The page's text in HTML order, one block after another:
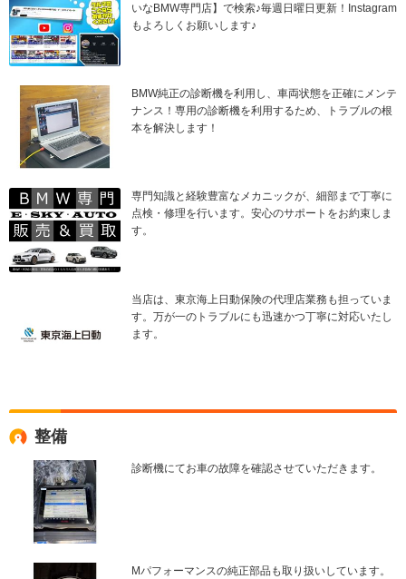
いなBMW専門店】で検索♪毎週日曜日更新！Instagram
もよろしくお願いします♪
BMW純正の診断機を利用し、車両状態を正確にメンテ
ナンス！専用の診断機を利用するため、トラブルの根
本を解決します！
専門知識と経験豊富なメカニックが、細部まで丁寧に
点検・修理を行います。安心のサポートをお約束しま
す。
当店は、東京海上日動保険の代理店業務も担っていま
す。万が一のトラブルにも迅速かつ丁寧に対応いたし
ます。
整備
診断機にてお車の故障を確認させていただきます。
Mパフォーマンスの純正部品も取り扱いしています。